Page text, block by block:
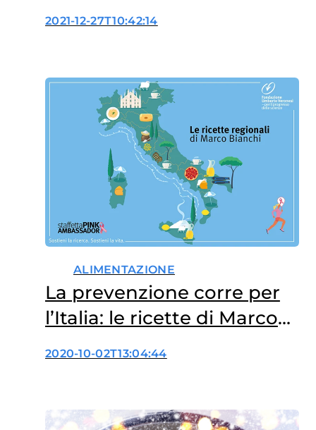
consumano più fibre
2021-12-27T10:42:14
ALIMENTAZIONE
La prevenzione corre per
l’Italia: le ricette di Marco
Bianchi
2020-10-02T13:04:44